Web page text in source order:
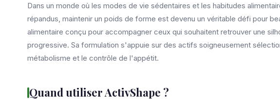
Dans un monde où les modes de vie sédentaires et les habitudes
répandus, maintenir un poids de forme est devenu un véritable défi pour
alimentaire conçu pour accompagner ceux qui souhaitent retrouver une
progressive. Sa formulation s'appuie sur des actifs soigneusement
métabolisme et le contrôle de l'appétit.
Quand utiliser ActivShape ?